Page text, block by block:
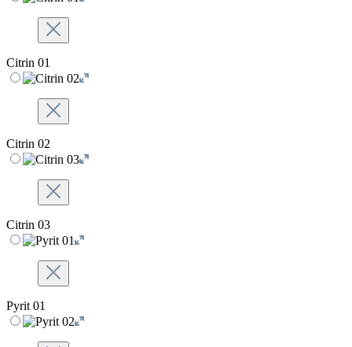
Citrin 01
Citrin 02
Citrin 03
Pyrit 01